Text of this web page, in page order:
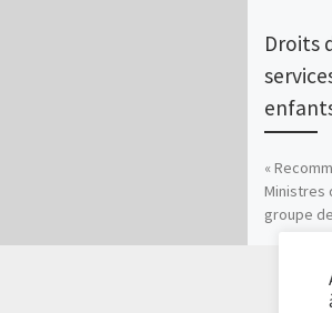
Droits
«
Ministres
groupe